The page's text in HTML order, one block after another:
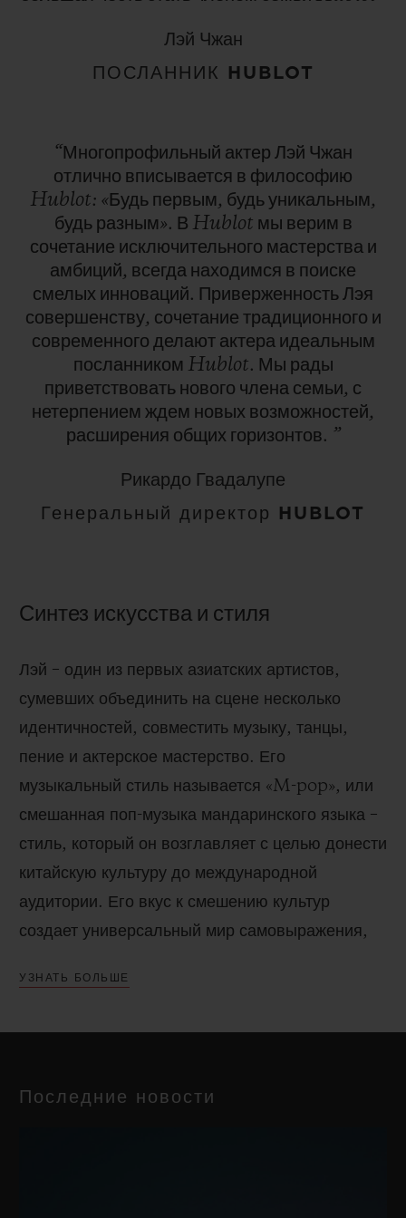
Лэй Чжан
ПОСЛАННИК HUBLOT
“Многопрофильный актер Лэй Чжан
отлично вписывается в философию
Hublot: «Будь первым, будьуникальным,
будь разным». В Hublot мы верим в
сочетание исключительного мастерства и
амбиций, всегда находимся в поиске
смелых инноваций. ПриверженностьЛэя
совершенству, сочетание традиционного и
современного делают актера идеальным
посланником Hublot. Мы рады
приветствовать нового члена семьи, с
нетерпением ждем новых возможностей,
расширения общих горизонтов. ”
Рикардо Гвадалупе
Генеральный директор HUBLOT
Синтез искусства и стиля
Лэй – один из первых азиатских артистов,
сумевших объединить на сцене несколько
идентичностей, совместить музыку, танцы,
пение и актерское мастерство. Его
музыкальный стиль называется «M-pop», или
смешанная поп-музыка мандаринского языка –
стиль, который он возглавляет с целью донести
китайскую культуру до международной
аудитории. Его вкус к смешению культур
создает универсальный мир самовыражения,
воплощающий «Синтез искусства» Hublot.
танцора Крампа в Китае, который идеально
УЗНАТЬ БОЛЬШЕ
Последние новости